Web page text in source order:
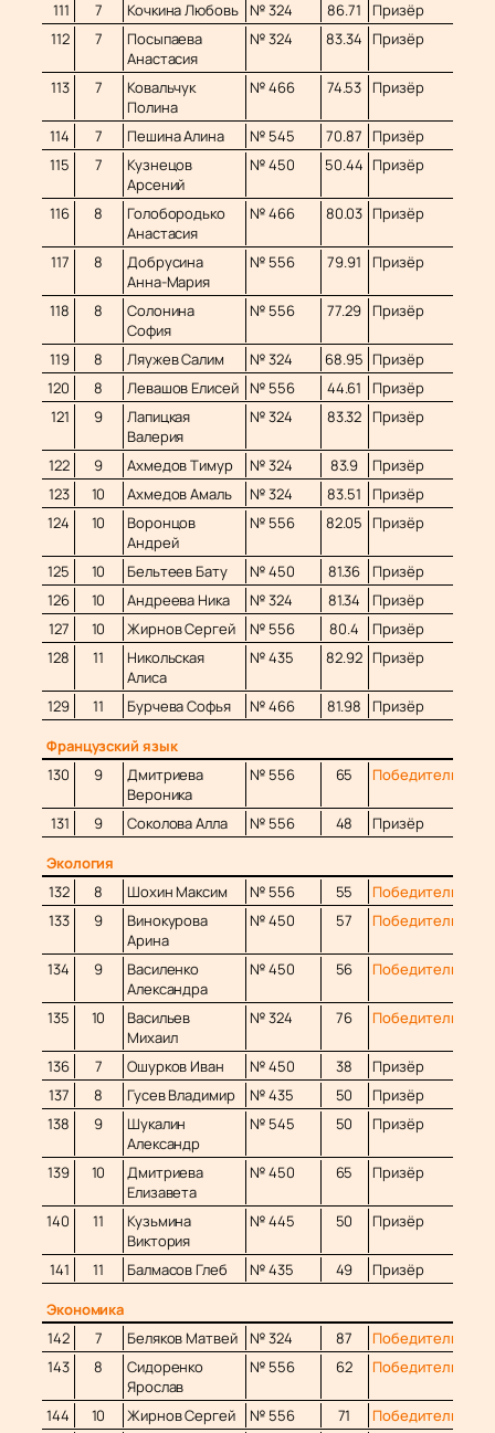
111 7 Кочкина Любовь № 324 86.71
Призёр
112
7
Посыпаева
Анастасия
№ 324 83.34 Призёр
113 7
Ковальчук
Полина
№ 466 74.53 Призёр
114 7 Пешина Алина № 545 70.87
Призёр
115
7
Кузнецов
Арсений
№ 450 50.44 Призёр
116 8
Голобородько
Анастасия
№ 466 80.03 Призёр
117 8
Добрусина
Анна-Мария
№ 556 79.91 Призёр
118 8
Солонина
София
№ 556 77.29 Призёр
119 8 Ляужев Салим № 324 68.95 Призёр
120
8 Левашов Елисей № 556 44.61
Призёр
121
9
Лапицкая
Валерия
№ 324 83.32 Призёр
122 9 Ахмедов Тимур № 324 83.9
Призёр
123
10 Ахмедов Амаль № 324 83.51
Призёр
124
10
Воронцов
Андрей
№ 556 82.05 Призёр
125 10 Бельтеев Бату № 450 81.36
Призёр
126
10 Андреева Ника № 324 81.34
Призёр
127
10 Жирнов Сергей № 556 80.4
Призёр
128
11
Никольская
Алиса
№ 435 82.92 Призёр
129 11 Бурчева Софья № 466 81.98
Призёр
Французский язык
130
9
Дмитриева
Вероника
№ 556 65 Победитель
131 9 Соколова Алла № 556 48
Призёр
Экология
132
8 Шохин Максим № 556 55
Победитель
133
9
Винокурова
Арина
№ 450 57 Победитель
134 9
Василенко
Александра
№ 450 56 Победитель
135 10
Васильев
Михаил
№ 324 76 Победитель
136 7 Ошурков Иван № 450 38
Призёр
137
8 Гусев Владимир № 435 50
Призёр
138
9
Шукалин
Александр
№ 545 50 Призёр
139 10
Дмитриева
Елизавета
№ 450 65 Призёр
140 11
Кузьмина
Виктория
№ 445 50 Призёр
141 11 Балмасов Глеб № 435 49
Призёр
Экономика
142
7 Беляков Матвей № 324 87
Победитель
143
8
Сидоренко
Ярослав
№ 556 62 Победитель
144 10 Жирнов Сергей № 556 71
Победитель